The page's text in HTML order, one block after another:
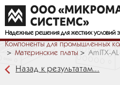
Надежные решения для жестких условий
Компоненты для промышленных
Материнские платы
AmITX-
Назад к результатам...